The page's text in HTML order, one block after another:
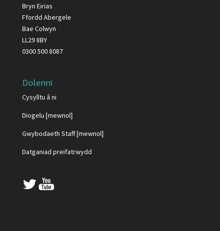
Bryn Eirias
Ffordd Abergele
Bae Colwyn
LL29 8BY
0300 500 8087
Dolenni
Cysylltu â ni
Diogelu [mewnol]
Gwybodaeth Staff [mewnol]
Datganiad preifatrwydd